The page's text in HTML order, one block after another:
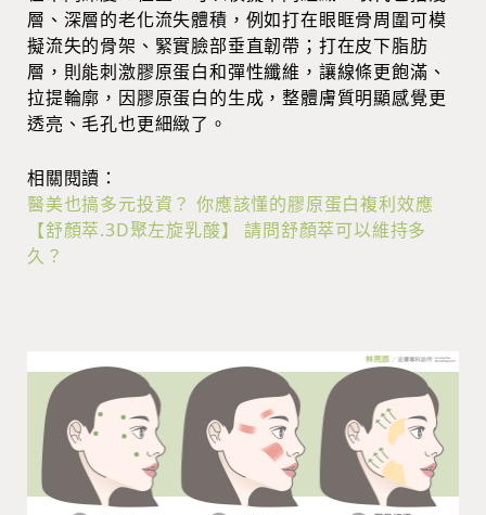
層、深層的老化流失體積，例如打在眼眶骨周圍可模
擬流失的骨架、緊實臉部垂直韌帶；打在皮下脂肪
層，則能刺激膠原蛋白和彈性纖維，讓線條更飽滿、
拉提輪廓，因膠原蛋白的生成，整體膚質明顯感覺更
透亮、毛孔也更細緻了。
相關閱讀：
醫美也搞多元投資？ 你應該懂的膠原蛋白複利效應
【舒顏萃.3D聚左旋乳酸】 請問舒顏萃可以維持多
久？